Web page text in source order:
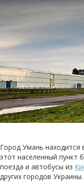
Город Умань находится
этот населенный пункт
поезда и автобусы из
других городов Украины.